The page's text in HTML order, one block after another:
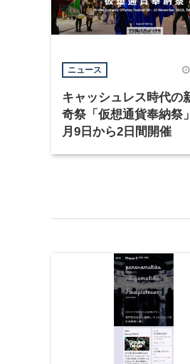
ニュース
キャッシュレス時代の
奇祭「仮想通貨奉納祭
月9日から2日間開催